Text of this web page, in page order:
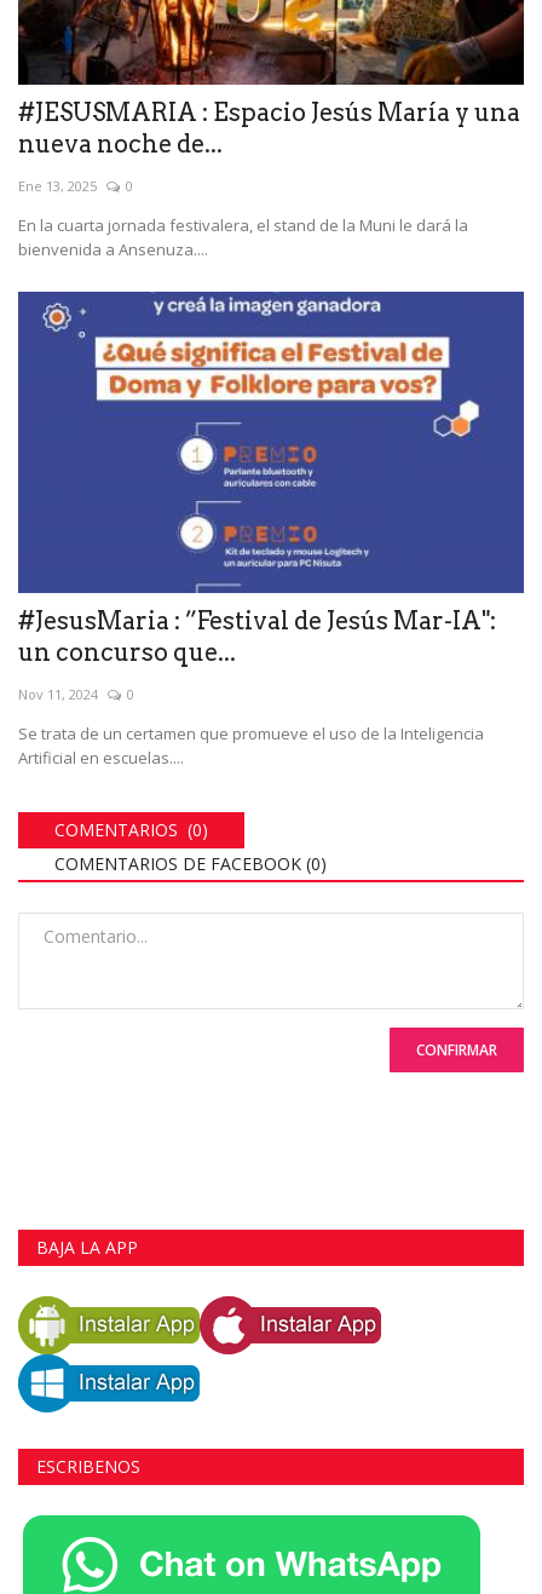
#JESUSMARIA : Espacio Jesús María y una
nueva noche de...
Ene 13, 2025 0
En la cuarta jornada festivalera, el stand de la Muni le dará la
bienvenida a Ansenuza....
#JesusMaria : ”Festival de Jesús Mar-IA":
un concurso que...
Nov 11, 2024 0
Se trata de un certamen que promueve el uso de la Inteligencia
Artificial en escuelas....
COMENTARIOS (0)
COMENTARIOS DE FACEBOOK (0)
CONFIRMAR
BAJA LA APP
ESCRIBENOS